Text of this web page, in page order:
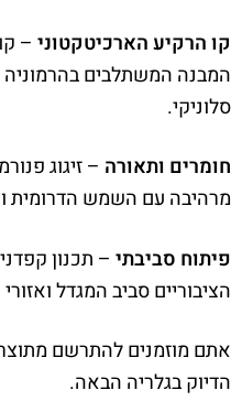
קו הרקיע הארכיטקטוני –
המבנה המשתלבים
סלוניקי.
חומרים ותאורה – זיגוג
מרהיבה עם השמש הדרומית
פיתוח סביבתי – תכנון
הציבוריים סביב המגדל
אתם מוזמנים להתרשם
הדיוק בגלריה הבאה.